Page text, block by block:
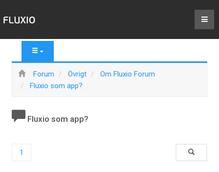
Forum Övrigt
Om Fluxio Forum
Fluxio som app?
Fluxio som app?
1